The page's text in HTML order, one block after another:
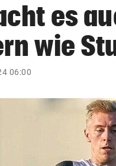
es
wie
06:00